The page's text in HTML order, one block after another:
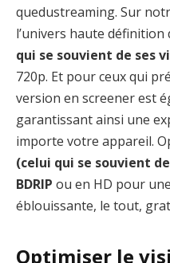
quedustreaming. Sur
l’univers haute définition
qui se souvient de ses
720p. Et pour ceux qui
version en screener est
garantissant ainsi une
importe votre appareil.
(celui qui se souvient
BDRIP ou en HD pour
éblouissante, le tout,
Optimiser le